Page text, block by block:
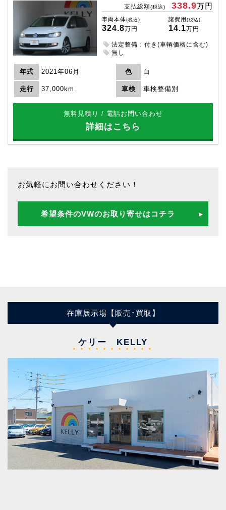
支払総額(税込) 338.9万円
車両本体(税込)
324.8万円
諸費用(税込)
14.1万円
法定整備：付き(車輌価格に含む)
無し
年式 2021年06月 色 白
走行 37,000km 車検 車検整備別
無料見積り / 電話お問い合わせ
詳細はこちら
お気軽にお問い合わせください！
希望条件のVWのお取り寄せはコチラ
在庫展示場【販売･買取】
ケリー KELLY